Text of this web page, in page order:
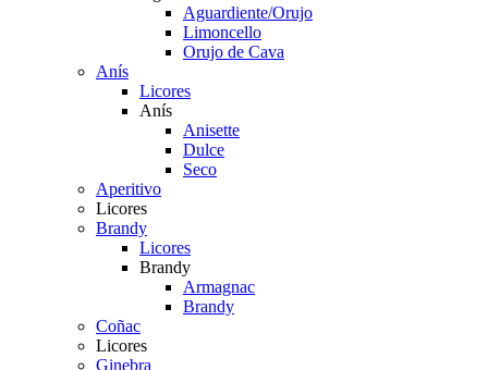
Aguardiente/Orujo
Limoncello
Orujo de Cava
Anís
Licores
Anís
Anisette
Dulce
Seco
Aperitivo
Licores
Brandy
Licores
Brandy
Armagnac
Brandy
Coñac
Licores
Ginebra